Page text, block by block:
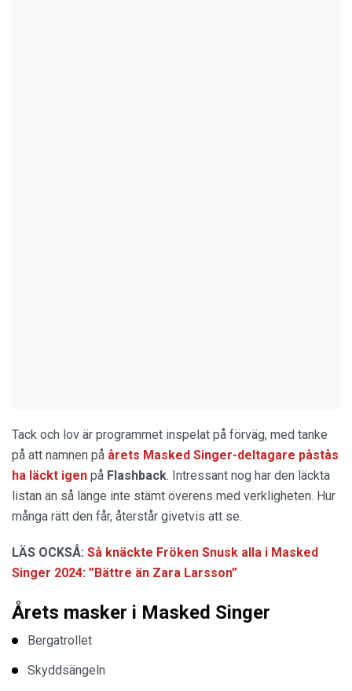
Tack och lov är programmet inspelat på förväg, med tanke
på att namnen på årets Masked Singer-deltagare påstås
ha läckt igen på Flashback. Intressant nog har den läckta
listan än så länge inte stämt överens med verkligheten. Hur
många rätt den får, återstår givetvis att se.
LÄS OCKSÅ: Så knäckte Fröken Snusk alla i Masked
Singer 2024: ”Bättre än Zara Larsson”
Årets masker i Masked Singer
Bergatrollet
Skyddsängeln